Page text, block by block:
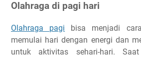
Olahraga di pagi hari
Olahraga pagi bisa menjadi
memulai hari dengan energi dan
untuk aktivitas sehari-hari.